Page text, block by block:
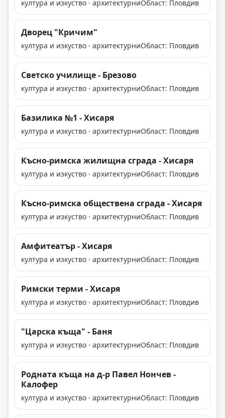
култура и изкуство · архитектурниОбласт: Пловдив
Дворец "Кричим"
култура и изкуство · архитектурниОбласт: Пловдив
Светско училище - Брезово
култура и изкуство · архитектурниОбласт: Пловдив
Базилика №1 - Хисаря
култура и изкуство · архитектурниОбласт: Пловдив
Късно-римска жилищна сграда - Хисаря
култура и изкуство · архитектурниОбласт: Пловдив
Късно-римска обществена сграда - Хисаря
култура и изкуство · архитектурниОбласт: Пловдив
Амфитеатър - Хисаря
култура и изкуство · архитектурниОбласт: Пловдив
Римски терми - Хисаря
култура и изкуство · архитектурниОбласт: Пловдив
"Царска къща" - Баня
култура и изкуство · архитектурниОбласт: Пловдив
Родната къща на д-р Павел Нончев -
Калофер
култура и изкуство · архитектурниОбласт: Пловдив